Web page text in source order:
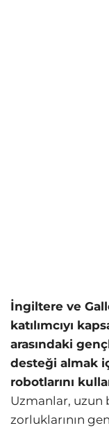
İngiltere ve
katılımcıyı
arasındaki
desteği almak
robotlarını
Uzmanlar, uzun
zorluklarının